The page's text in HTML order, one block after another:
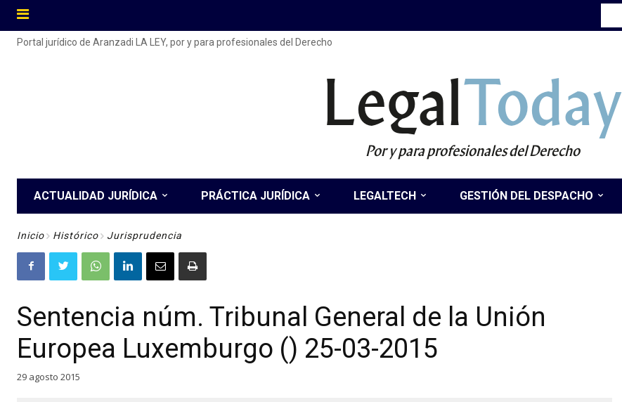
Portal jurídico de Aranzadi LA LEY, por y para profesionales del Derecho
LegalToday
Por y para profesionales del Derecho
ACTUALIDAD JURÍDICA PRÁCTICA JURÍDICA LEGALTECH GESTIÓN DEL DESPACHO
Inicio Histórico Jurisprudencia
Sentencia núm. Tribunal General de la Unión
Europea Luxemburgo () 25-03-2015
29 agosto 2015